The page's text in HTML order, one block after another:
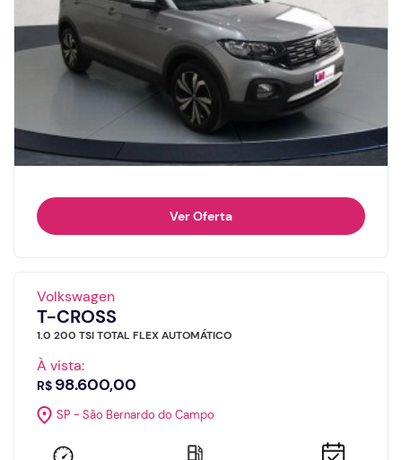
Ver Oferta
Volkswagen
T-CROSS
1.0 200 TSI TOTAL FLEX AUTOMÁTICO
À vista:
R$ 98.600,00
SP - São Bernardo do Campo